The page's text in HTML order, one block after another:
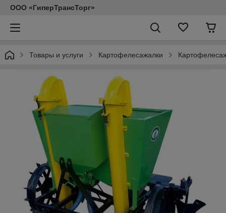
ООО «ГиперТрансТорг»
Товары и услуги Картофелесажалки